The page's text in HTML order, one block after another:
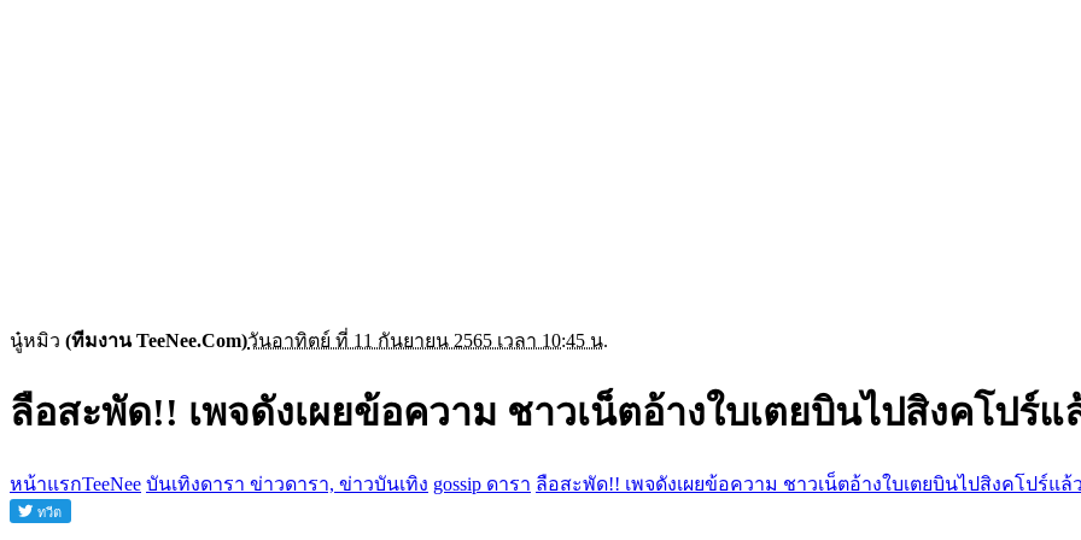
นู๋หมิว (ทีมงาน TeeNee.Com)วันอาทิตย์ ที่ 11 กันยายน 2565 เวลา 10:45 น.
ลือสะพัด!! เพจดังเผยข้อความ ชาวเน็ตอ้างใบเตยบินไปสิงคโปร์แ
หน้าแรกTeeNee บันเทิงดารา ข่าวดารา, ข่าวบันเทิง gossip ดารา ลือสะพัด!! เพจดังเผยข้อความ ชาวเน็ตอ้างใบเตยบินไปสิงคโปร์แล้